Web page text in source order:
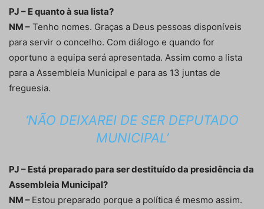
PJ – E quanto à sua lista?
NM – Tenho nomes. Graças a Deus pessoas disponíveis
para servir o concelho. Com diálogo e quando for
oportuno a equipa será apresentada. Assim como a lista
para a Assembleia Municipal e para as 13 juntas de
freguesia.
‘NÃO DEIXAREI DE SER DEPUTADO
MUNICIPAL’
PJ – Está preparado para ser destituído da presidência da
Assembleia Municipal?
NM – Estou preparado porque a política é mesmo assim.